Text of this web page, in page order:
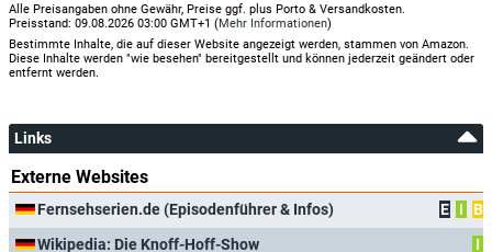
Alle Preisangaben ohne Gewähr, Preise ggf. plus Porto & Versandkosten.
Preisstand: 09.08.2026 03:00 GMT+1 (Mehr Informationen)
Bestimmte Inhalte, die auf dieser Website angezeigt werden, stammen von Amazon.
Diese Inhalte werden "wie besehen" bereitgestellt und können jederzeit geändert oder
entfernt werden.
Links
Externe Websites
Fernsehserien.de (Episodenführer & Infos) E I
B
Wikipedia: Die Knoff-Hoff-Show
I